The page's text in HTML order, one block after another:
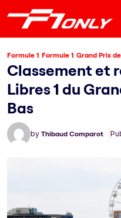
Formule 1 Formule 1 Grand Prix
Classement et
Libres 1 du
Bas
by Thibaud Comparot